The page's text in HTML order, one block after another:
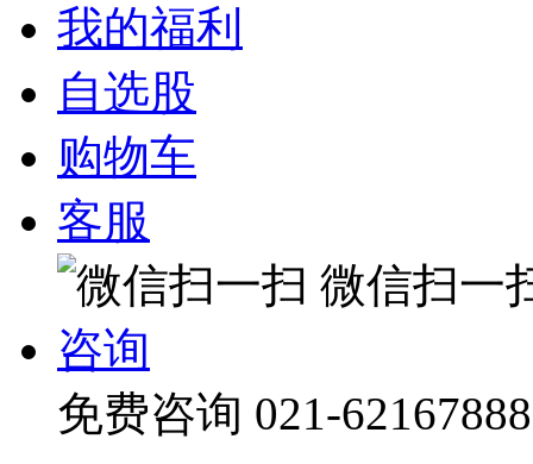
我的福利
自选股
购物车
客服
微信扫一
咨询
免费咨询 021-62167888